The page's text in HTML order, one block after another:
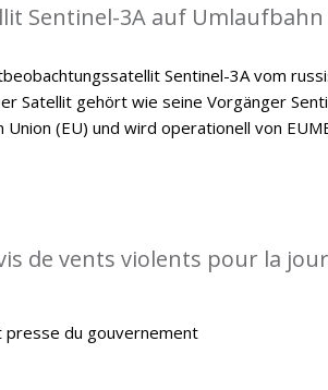
Sentinel-3A auf Umlaufbahn
Sentinel-3A vom
Satellit gehört wie seine Vorgänger
(EU) und wird operationell von
de vents violents pour la
presse du gouvernement